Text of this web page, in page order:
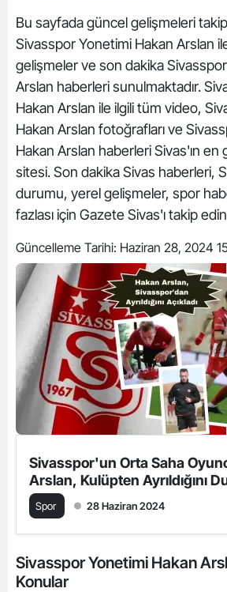
Bu sayfada güncel gelişmeleri
Sivasspor Yonetimi Hakan Arslan
gelişmeler ve son dakika
Arslan haberleri sunulmaktadır.
Hakan Arslan ile ilgili tüm video,
Hakan Arslan fotoğrafları ve
Hakan Arslan haberleri Sivas'ın en
sitesi. Son dakika Sivas haberleri,
durumu, yerel gelişmeler, spor
fazlası için Gazete Sivas'ı takip
Güncelleme Tarihi: Haziran 28, 2024
Sivasspor'un Orta Saha
Arslan, Kulüpten Ayrıldığını
Spor 28 Haziran 2024
Sivasspor Yonetimi Hakan
Konular